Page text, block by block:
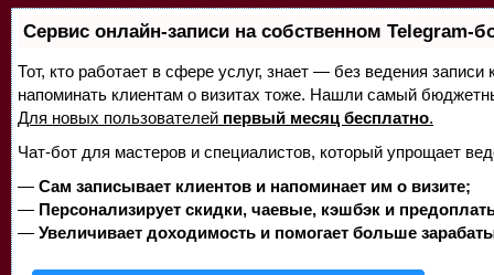
Сервис онлайн-записи на собственном Telegram-
Тот, кто работает в сфере услуг, знает — без ведения
напоминать клиентам о визитах тоже. Нашли самый
Для новых пользователей первый месяц бесплатно.
Чат-бот для мастеров и специалистов, который упрощает
— Сам записывает клиентов и напоминает им о визите;
— Персонализирует скидки, чаевые, кэшбэк и
— Увеличивает доходимость и помогает больше